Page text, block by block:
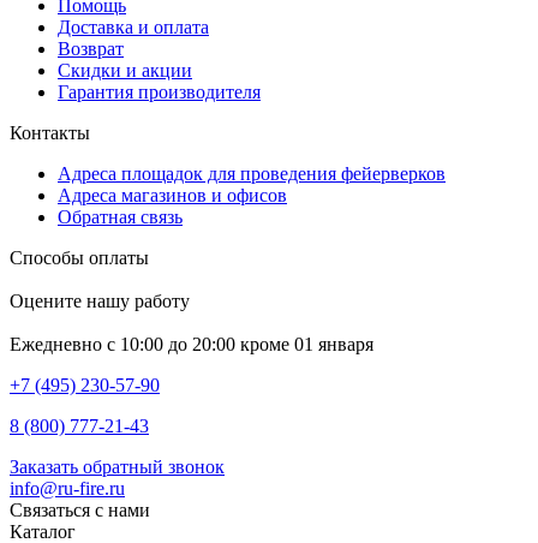
Помощь
Доставка и оплата
Возврат
Скидки и акции
Гарантия производителя
Контакты
Адреса площадок для проведения фейерверков
Адреса магазинов и офисов
Обратная связь
Способы оплаты
Оцените нашу работу
Ежедневно с 10:00 до 20:00 кроме 01 января
+7 (495) 230-57-90
8 (800) 777-21-43
Заказать обратный звонок
info@ru-fire.ru
Связаться с нами
Каталог